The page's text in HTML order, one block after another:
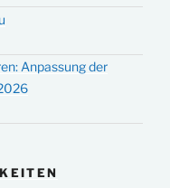
Anpassung der